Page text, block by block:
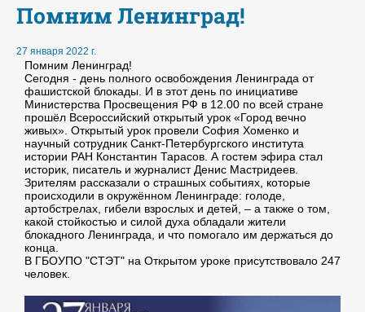
Помним Ленинград!
27 января 2022 г.
Помним Ленинград!
Сегодня - день полного освобождения Ленинграда от
фашистской блокады. И в этот день по инициативе
Министерства Просвещения РФ в 12.00 по всей стране
прошёл Всероссийский открытый урок «Город вечно
живых». Открытый урок провели София Хоменко и
научный сотрудник Санкт-Петербургского института
истории РАН Константин Тарасов. А гостем эфира стал
историк, писатель и журналист Денис Мастридеев.
Зрителям рассказали о страшных событиях, которые
происходили в окружённом Ленинграде: голоде,
артобстрелах, гибели взрослых и детей, – а также о том,
какой стойкостью и силой духа обладали жители
блокадного Ленинграда, и что помогало им держаться до
конца.
В ГБОУПО "СТЭТ" на Открытом уроке присутствовало 247
человек.